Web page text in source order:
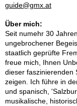
guide@gmx.at
Über mich:
Seit numehr 30
ungebrochener
staatlich geprüfte
freue mich, Ihnen
dieser faszinierenden
zeigen. Ich führe in
und spanisch,
musikalische,